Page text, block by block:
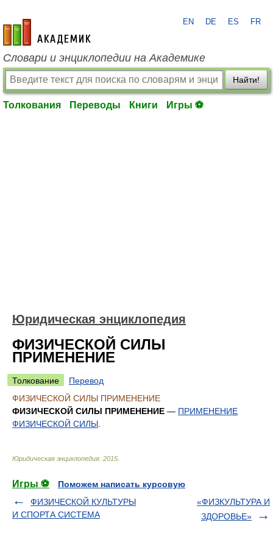
academic.ru
EN DE ES FR
Словари и энциклопедии на Академике
Найти!
Толкования Переводы Книги Игры ⚽
Юридическая энциклопедия
ФИЗИЧЕСКОЙ СИЛЫ
ПРИМЕНЕНИЕ
Толкование
Перевод
ФИЗИЧЕСКОЙ СИЛЫ ПРИМЕНЕНИЕ
ФИЗИЧЕСКОЙ СИЛЫ ПРИМЕНЕНИЕ — ПРИМЕНЕНИЕ
ФИЗИЧЕСКОЙ СИЛЫ
Юридическая энциклопедия 2015
Игры ⚽
Поможем написать курсовую
ФИЗИЧЕСКОЙ КУЛЬТУРЫ
И СПОРТА СИСТЕМА
«ФИЗКУЛЬТУРА И
ЗДОРОВЬЕ»